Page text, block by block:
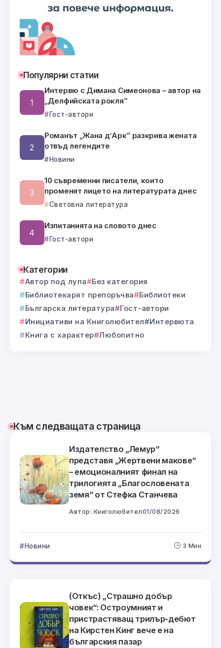
Популярни статии
Интервю с Димана Симеонова – автор на
„Делфийската рокля”
Гост-автори
Романът „Жана д’Арк“ разкрива жената
отвъд легендите
Новини
10 съвременни писатели, които
променят лицето на литературата днес
Световна литература
Изпитанията на словото днес
Гост-автори
Категории
Автор под лупа
Без категория
Библиотекарят препоръчва
Библиотеки
Българска литература
Гост-автори
Инициативи на Книголюбител
Интервюта
Книга с характер Любопитно
Към следващата страница
Издателство „Лемур“
представя „Жертвени макове“
– емоционалният финал на
трилогията „Благословената
земя“ от Стефка Станчева
Автор: Книголюбител01/08/2026
Новини 3 Мин
(Откъс) „Страшно добър
човек“: Остроумният и
пристрастяващ трилър-дебют
на Кирстен Кинг вече е на
българския пазар